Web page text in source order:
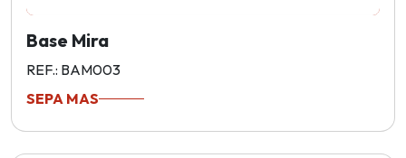
Base Mira
REF.: BAM003
SEPA MAS